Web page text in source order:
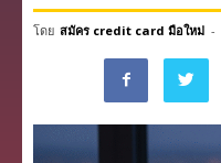
โดย สมัคร credit card มือใหม่ -